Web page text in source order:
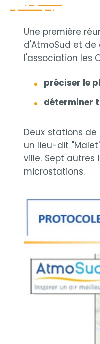
Une première
d'AtmoSud et de
l'association les
préciser le
déterminer
Deux stations
un lieu-dit
ville. Sept
microstations.